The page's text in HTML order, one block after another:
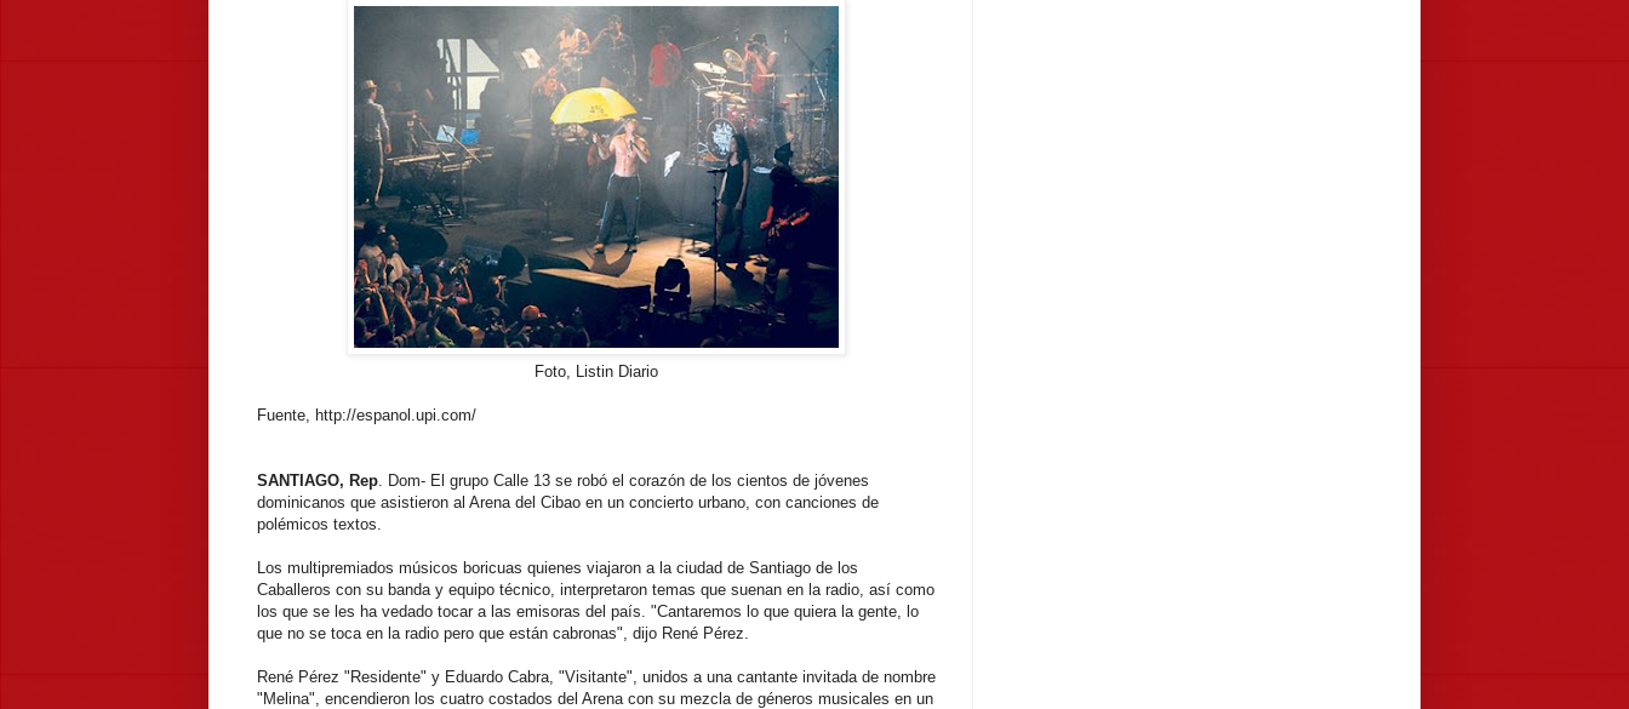
Foto, Listin Diario
Fuente, http://espanol.upi.com/
SANTIAGO, Rep . Dom- El grupo Calle 13 se robó el corazón de los cientos de jóvenes
dominicanos que asistieron al Arena del Cibao en un concierto urbano, con canciones de
polémicos textos.
Los multipremiados músicos boricuas quienes viajaron a la ciudad de Santiago de los
Caballeros con su banda y equipo técnico, interpretaron temas que suenan en la radio, así como
los que se les ha vedado tocar a las emisoras del país. "Cantaremos lo que quiera la gente, lo
que no se toca en la radio pero que están cabronas", dijo René Pérez.
René Pérez "Residente" y Eduardo Cabra, "Visitante", unidos a una cantante invitada de nombre
"Melina", encendieron los cuatro costados del Arena con su mezcla de géneros musicales en un